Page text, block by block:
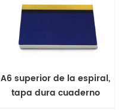
A6 superior de la espiral,
tapa dura cuaderno